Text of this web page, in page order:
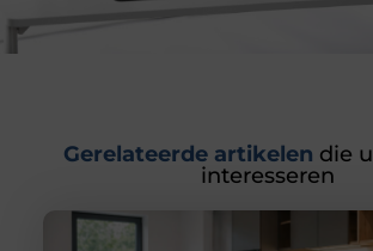
Gerelateerde artikelen die
interesseren